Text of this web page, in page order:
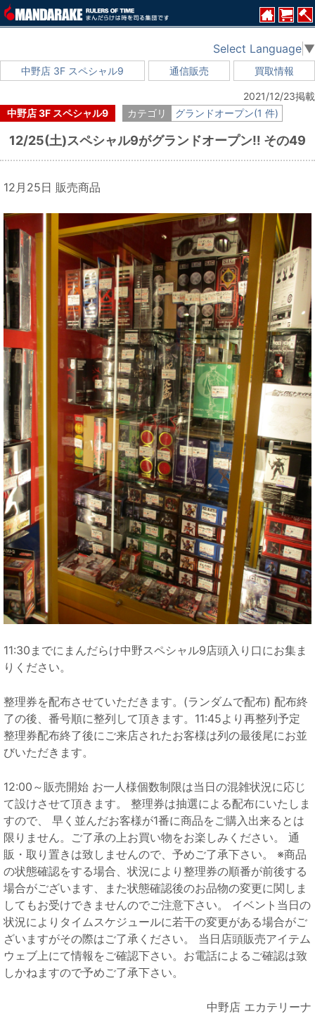
中野店 3F スペシャル9 通信販売 買取情報
Select Language ▼
中野店 3F スペシャル9 カテゴリ グランドオープン(1 件)
2021/12/23掲載
12/25(土)スペシャル9がグランドオープン‼ その49
12月25日 販売商品
11:30までにまんだらけ中野スペシャル9店頭入り口にお集ま
りください。
整理券を配布させていただきます。(ランダムで配布) 配布終
了の後、番号順に整列して頂きます。11:45より再整列予定
整理券配布終了後にご来店されたお客様は列の最後尾にお並
びいただきます。
12:00～販売開始 お一人様個数制限は当日の混雑状況に応じ
て設けさせて頂きます。 整理券は抽選による配布にいたしま
すので、 早く並んだお客様が1番に商品をご購入出来るとは
限りません。ご了承の上お買い物をお楽しみください。 通
販・取り置きは致しませんので、予めご了承下さい。 ※商品
の状態確認をする場合、状況により整理券の順番が前後する
場合がございます、また状態確認後のお品物の変更に関しま
してもお受けできませんのでご注意下さい。 イベント当日の
状況によりタイムスケジュールに若干の変更がある場合がご
ざいますがその際はご了承ください。 当日店頭販売アイテム
ウェブ上にて情報をご確認下さい。お電話によるご確認は致
しかねますので予めご了承下さい。
中野店 エカテリーナ